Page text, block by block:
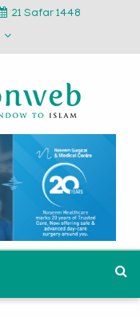
21 Safar 1448